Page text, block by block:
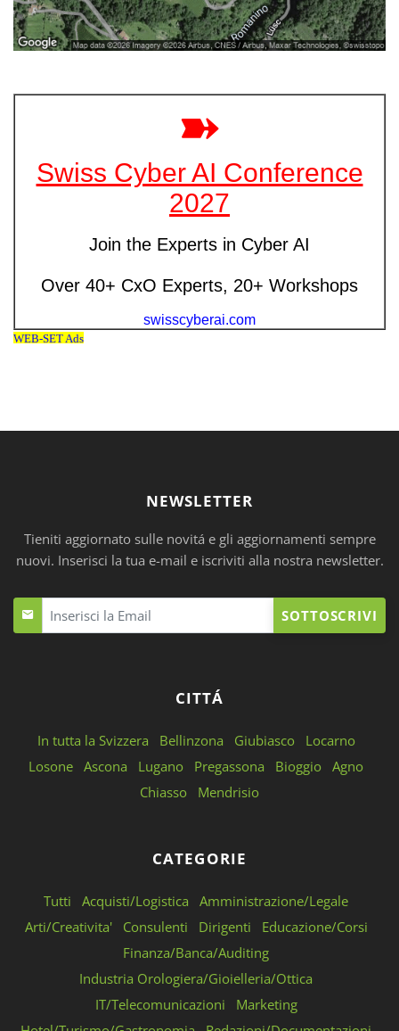
NEWSLETTER
Tieniti aggiornato sulle novitá e gli aggiornamenti sempre
nuovi. Inserisci la tua e-mail e iscriviti alla nostra newsletter.
SOTTOSCRIVI
CITTÁ
In tutta la Svizzera Bellinzona Giubiasco
Locarno
Losone Ascona Lugano Pregassona Bioggio Agno
Chiasso
Mendrisio
CATEGORIE
Tutti Acquisti/Logistica
Amministrazione/Legale
Arti/Creativita'
Consulenti Dirigenti
Educazione/Corsi
Finanza/Banca/Auditing
Industria Orologiera/Gioielleria/Ottica
IT/Telecomunicazioni
Marketing